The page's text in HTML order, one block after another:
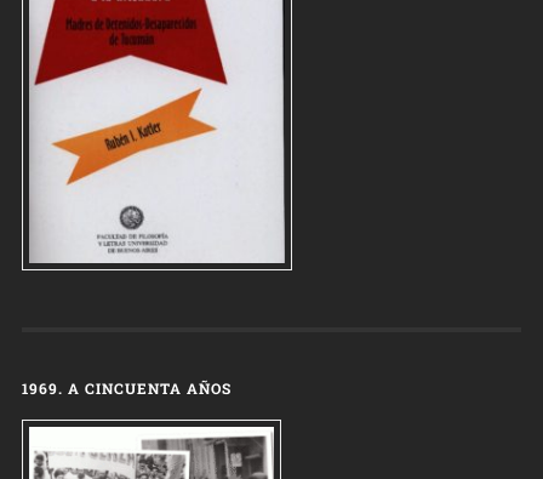
1969. A CINCUENTA AÑOS